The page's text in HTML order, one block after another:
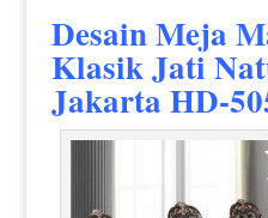
Desain Meja
Klasik Jati
Jakarta HD-